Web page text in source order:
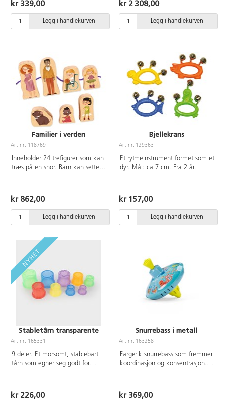
kr 339,00
Legg i handlekurven
tidlige IKT-ferdigheter uten
skjermer. Platen kan brukes på
bord, gulv eller festes til vegger.
kr 2 308,00
Legg i handlekurven
Familier i verden
Art.nr: 118769
Inneholder 24 trefigurer som kan
træs på en snor. Barn kan sette
stå. Utvikler også finmotorikk. 24
trefigurer med trykk på begge
sidene (mål 11 cm høye, 1,5 cm
tykke) og 6 snorer i forskjellige
kr 862,00
Legg i handlekurven
Bjellekrans
Art.nr: 129363
Et rytmeinstrument formet som et
dyr. Mål: ca 7 cm. Fra 2 år.
kr 157,00
Legg i handlekurven
Stabletårn transparente
Art.nr: 165331
9 deler. Et morsomt, stablebart
tårn som egner seg godt for
farger og lære om former. Hver
kopp har ulike former i bunnen,
kr 226,00
Snurrebass i metall
Art.nr: 163258
Fargerik snurrebass som fremmer
koordinasjon og konsentrasjon.
kr 369,00